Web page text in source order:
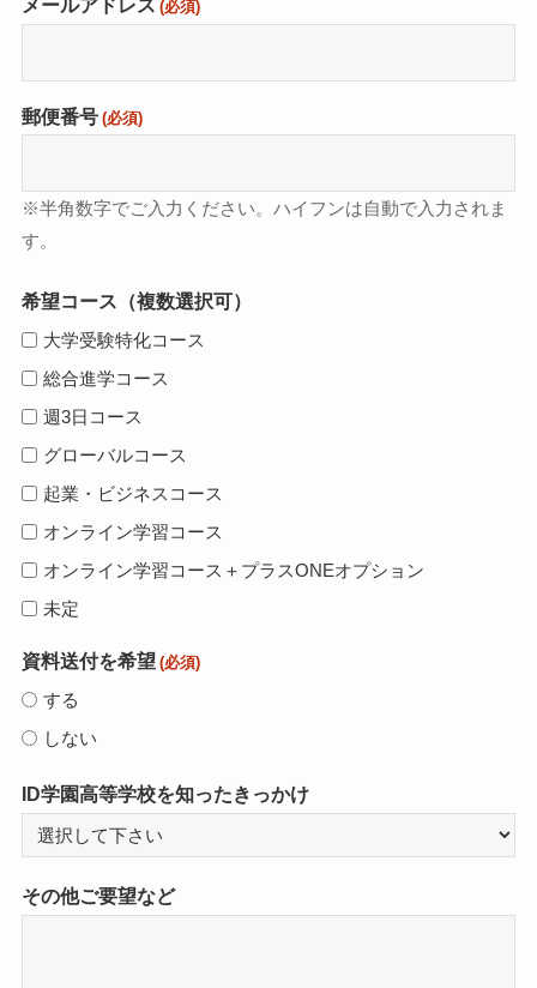
メールアドレス (必須)
郵便番号 (必須)
※半角数字でご入力ください。ハイフンは自動で入力されま
す。
希望コース（複数選択可）
大学受験特化コース
総合進学コース
週3日コース
グローバルコース
起業・ビジネスコース
オンライン学習コース
オンライン学習コース＋プラスONEオプション
未定
資料送付を希望 (必須)
する
しない
ID学園高等学校を知ったきっかけ
その他ご要望など